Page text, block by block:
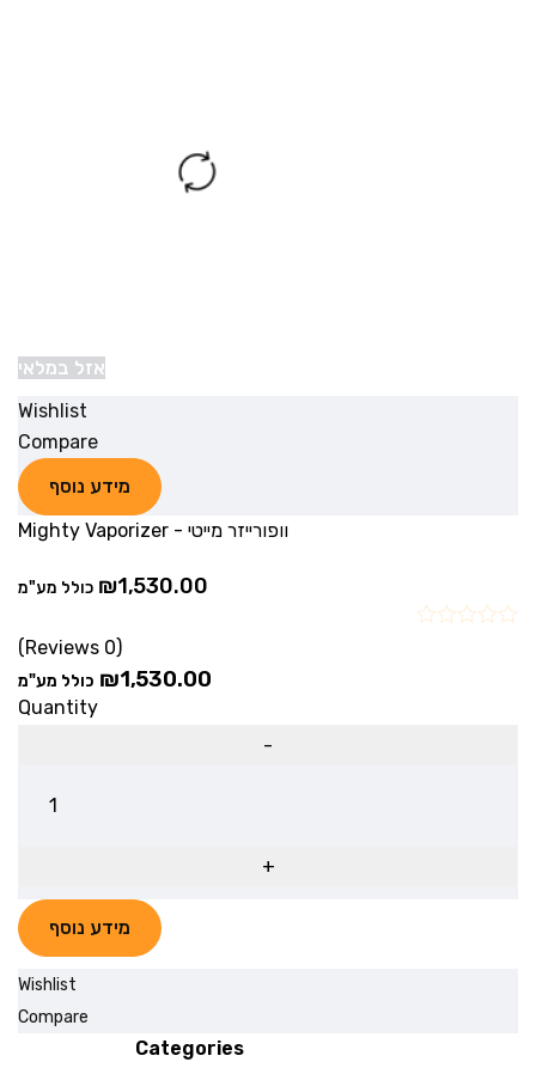
אזל במלאי
Wishlist
Compare
מידע נוסף
וופורייזר מייטי - Mighty Vaporizer
₪1,530.00 כולל מע"מ
(0 Reviews)
₪1,530.00 כולל מע"מ
Quantity
מידע נוסף
Wishlist
Compare
Categories